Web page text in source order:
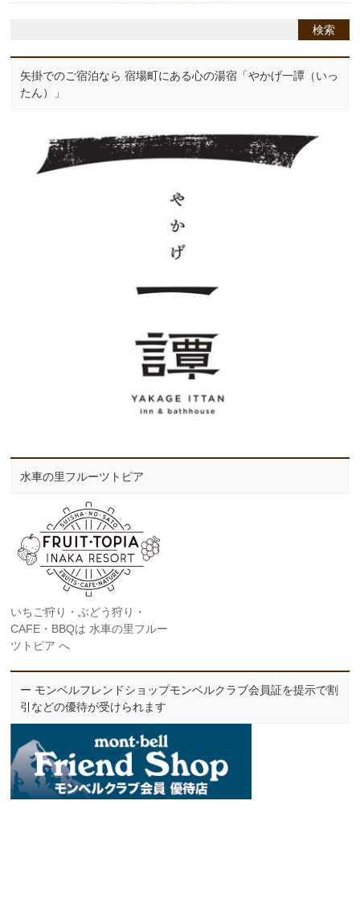
矢掛でのご宿泊なら 宿場町にある心の湯宿「やかげ一譚（いっ
たん）」
水車の里フルーツトピア
いちご狩り・ぶどう狩り・
CAFE・BBQは 水車の里フルー
ツトピア へ
ー モンベルフレンドショップモンベルクラブ会員証を提示で割
引などの優待が受けられます